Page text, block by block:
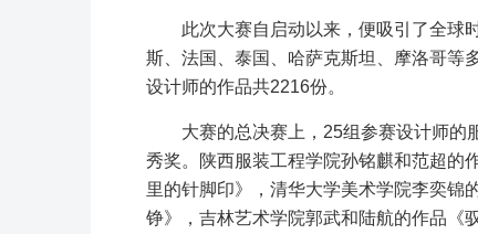
此次大赛自启动以来，便吸引了全球
斯、法国、泰国、哈萨克斯坦、摩洛哥等
设计师的作品共2216份。
大赛的总决赛上，25组参赛设计师的
秀奖。陕西服装工程学院孙铭麒和范超的
里的针脚印》，清华大学美术学院李奕锦
铮》，吉林艺术学院郭武和陆航的作品《